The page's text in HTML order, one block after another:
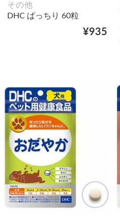
その他
DHC ぱっちり 60粒
¥935